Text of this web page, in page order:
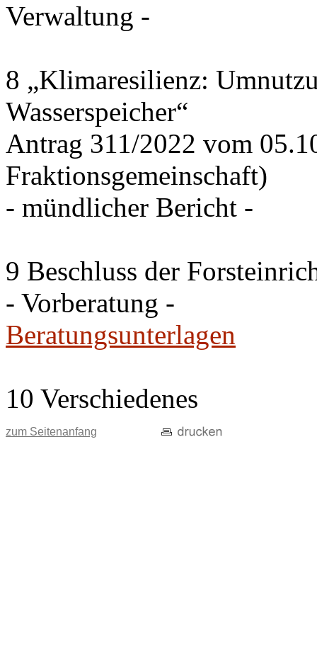
Verwaltung -
8 „Klimaresilienz:
Wasserspeicher“
Antrag 311/2022 vom
Fraktionsgemeinschaft)
- mündlicher Bericht -
9 Beschluss der
- Vorberatung -
Beratungsunterlagen
10 Verschiedenes
zum Seitenanfang